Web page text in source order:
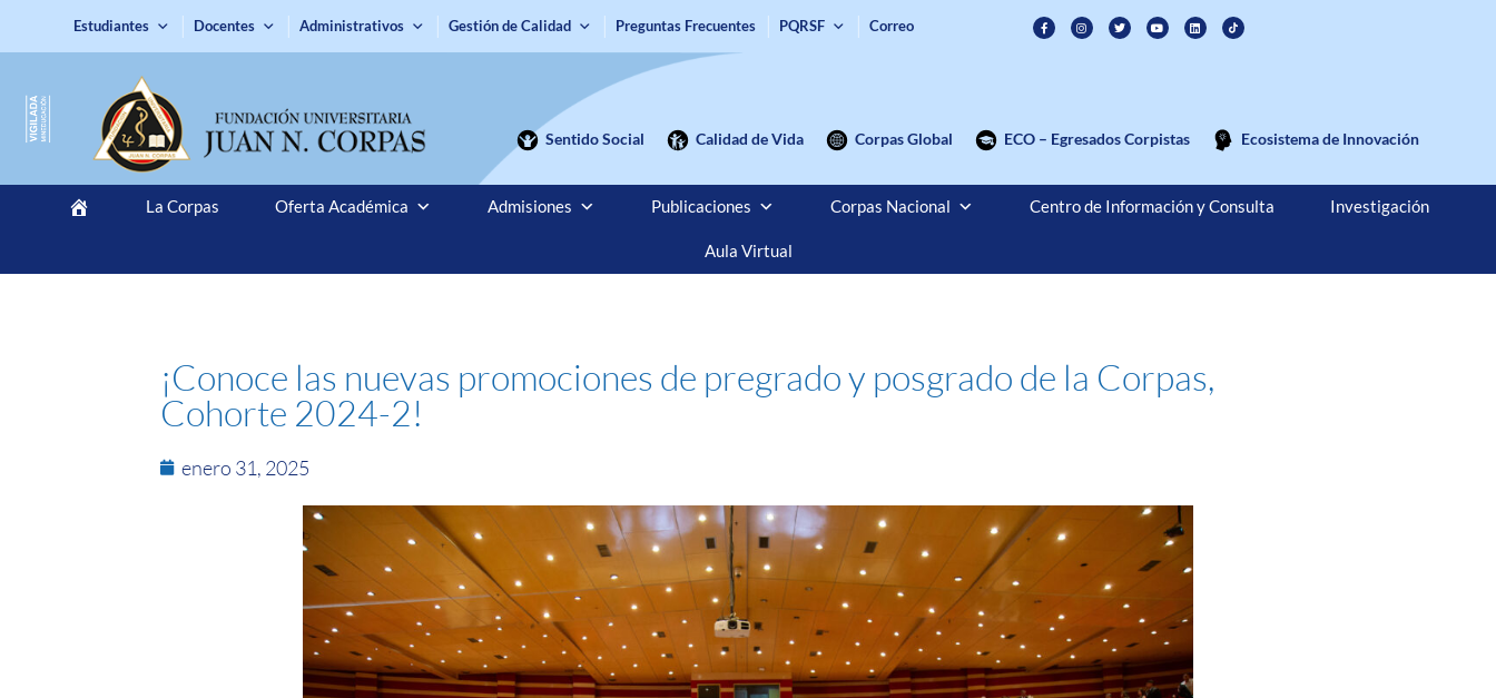
Estudiantes Docentes Administrativos Gestión de Calidad Preguntas Frecuentes PQRSF Correo
Sentido Social Calidad de Vida Corpas Global ECO – Egresados Corpistas Ecosistema de Innovación
La Corpas Oferta Académica Admisiones Publicaciones Corpas Nacional Centro de Información y Consulta Investigación
Aula Virtual
¡Conoce las nuevas promociones de pregrado y posgrado de la Corpas,
Cohorte 2024-2!
enero 31, 2025